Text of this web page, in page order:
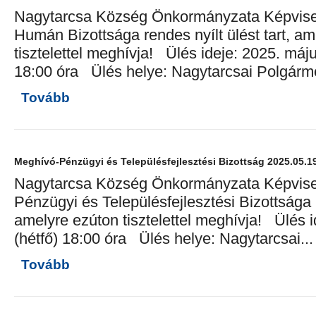
Nagytarcsa Község Önkormányzata
Humán Bizottsága rendes nyílt ülést tart,
tisztelettel meghívja! Ülés ideje: 2025.
18:00 óra Ülés helye: Nagytarcsai
Tovább
Meghívó-Pénzügyi és Településfejlesztési Bizottság
Nagytarcsa Község Önkormányzata
Pénzügyi és Településfejlesztési
amelyre ezúton tisztelettel meghívja! Ülés
(hétfő) 18:00 óra Ülés helye: Nagytarcsai...
Tovább